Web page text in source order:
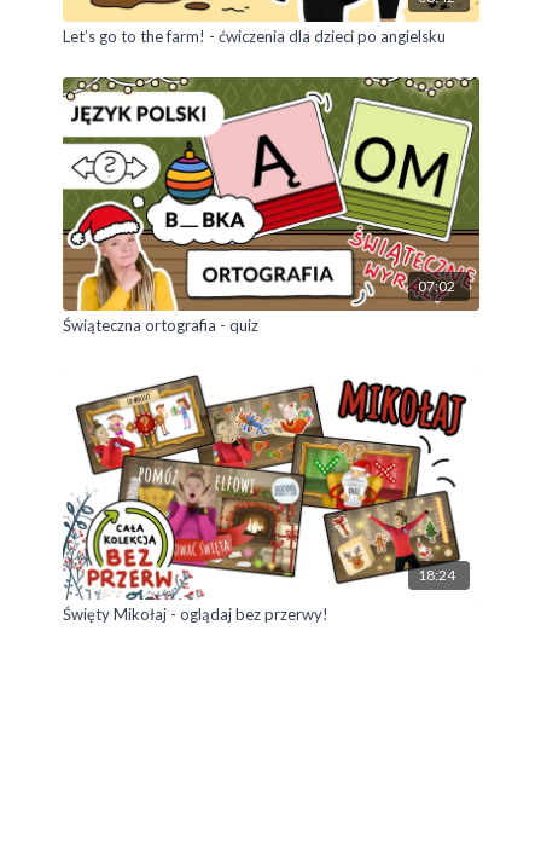
Let’s go to the farm! - ćwiczenia dla dzieci po angielsku
07:02
Świąteczna ortografia - quiz
18:24
Święty Mikołaj - oglądaj bez przerwy!